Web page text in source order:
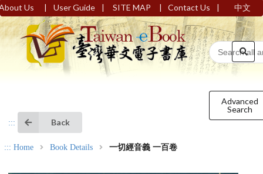
Us | User Guide | SITE MAP | Contact Us | 中文
Advanced
Search
::: Back
::: Home Book Details 一切經音義 一百卷